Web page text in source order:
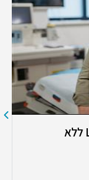
האם אפשר להוריד כולסטרול LDL ללא